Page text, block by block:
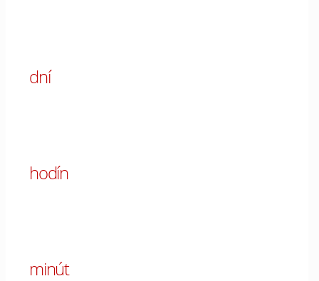
dní
hodín
minút